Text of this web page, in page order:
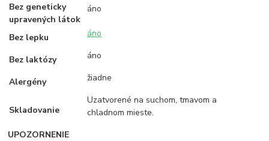
Bez geneticky
upravených látok
áno
Bez lepku áno
Bez laktózy áno
Alergény žiadne
Skladovanie
Uzatvorené na suchom, tmavom a
chladnom mieste.
UPOZORNENIE